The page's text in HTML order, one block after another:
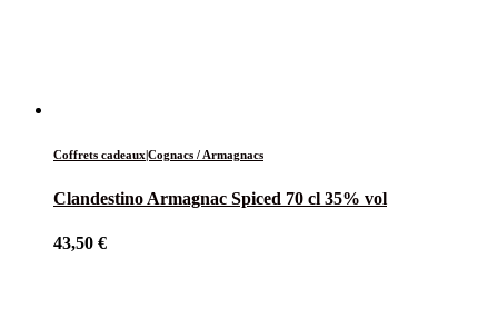
Coffrets cadeaux|Cognacs / Armagnacs
Clandestino Armagnac Spiced 70 cl 35% vol
43,50 €